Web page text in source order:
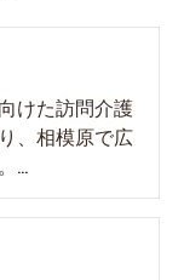
けた訪問介護
、相模原で広
…